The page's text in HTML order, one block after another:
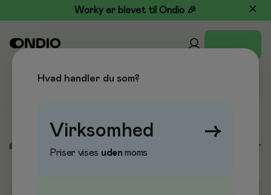
Worky er blevet til Ondio 🎉
Kaffemælk & Sukker
Hvad handler du som?
Virksomhed →
Priser vises uden moms